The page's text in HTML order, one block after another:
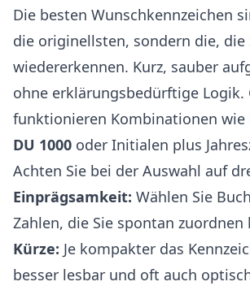
Die besten Wunschkennzeichen
die originellsten, sondern die, die
wiedererkennen. Kurz, sauber
ohne erklärungsbedürftige Logik.
funktionieren Kombinationen wie
DU 1000 oder Initialen plus
Achten Sie bei der Auswahl auf
Einprägsamkeit: Wählen Sie
Zahlen, die Sie spontan zuordnen
Kürze: Je kompakter das
besser lesbar und oft auch